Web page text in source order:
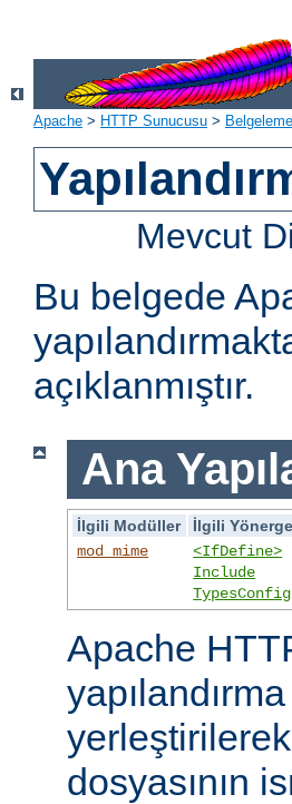
Apache > HTTP Sunucusu > Belgeleme
Mevcut
Bu belgede
açıklanmıştır.
Ana
İlgili Modüller
İlgili
mod_mime
<IfDefine>
Include
TypesConfig
Apache
yerleştirilerek
dosyasının